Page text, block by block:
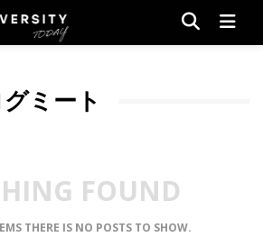
ミート
FOUND
THERE IS NO POSTS TO SHOW.